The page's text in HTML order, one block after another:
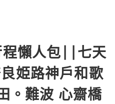
懶人包||七天
姫路神戶和歌
。難波 心齋橋